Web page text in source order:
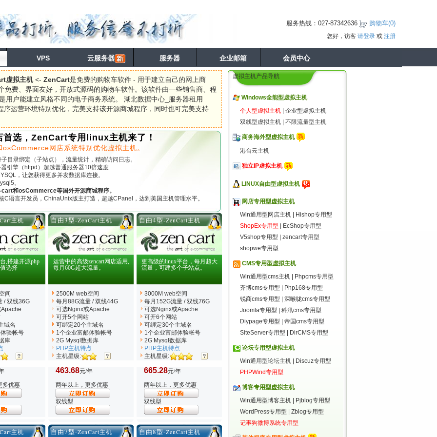
服务热线：027-87342636 购物车(0)
您好，访客 请登录或 注册
VPS 云服务器 服务器 企业邮箱 会员中心
虚拟主机<- ZenCart是免费的购物车软件 - 用于建立自己的网上商
免费、界面友好，开放式源码的购物车软件。该软件由一些销售商、程
用户能建立风格不同的电子商务系统。 湖北数据中心_服务器租用
序运营环境特别优化，完美支持该开源商城程序，同时也可完美支持
首选，ZenCart专用linux主机来了！
网店系统特别优化虚拟主机。
目录绑定（子站点），流量统计，精确访问日志。
引擎（httpd）超越普通服务器10倍速度
，让您获得更多并发数据库连接。
。
和osCommerce等国外开源商城程序。
C语言开发员，ChinaUnix版主打造，超越CPanel，达到美国主机管理水平。
主机
,搭建开源php
选择
间
/ 双线36G
域名
验帐号
库
自由3型-ZenCart主机
运营中的高级zencart网店适用,
每月60G超大流量。
2500M web空间
每月88G流量 / 双线44G
可选Nginx或Apache
可开5个网站
可绑定20个主域名
1个企业富邮体验帐号
2G Mysql数据库
PHP主机特点
主机星级:
自由4型-ZenCart主机
更高级的linux平台，每月超大
流量，可建多个子站点。
3000M web空间
每月152G流量 / 双线76G
可选Nginx或Apache
可开6个网站
可绑定30个主域名
1个企业富邮体验帐号
2G Mysql数据库
PHP主机特点
主机星级:
多优惠
463.68元/年
两年以上，更多优惠
双线型
665.28元/年
两年以上，更多优惠
双线型
主机 自由7型-ZenCart主机 自由8型-ZenCart主机
虚拟主机产品导航
Windows全能型虚拟主机
个人型虚拟主机| 企业型虚拟主机
双线型虚拟主机| 不限流量型主机
商务海外型虚拟主机
港台云主机
独立IP虚拟主机
LINUX自由型虚拟主机
网店专用型虚拟主机
Win通用型网店主机|
Hishop专用型
ShopEx专用型
EcShop专用型
V5shop专用型
zencart专用型
shopwe专用型
CMS专用型虚拟主机
Win通用型cms主机|
Phpcms专用型
齐博cms专用型
Php168专用型
锐商cms专用型
深喉咙cms专用型
Joomla专用型
科汛cms专用型
Diypage专用型
帝国cms专用型
SiteServer专用型
DirCMS专用型
论坛专用型虚拟主机
Win通用型论坛主机|
Discuz专用型
PHPWind专用型
博客专用型虚拟主机
Win通用型博客主机|
Pjblog专用型
WordPress专用型
Zblog专用型
记事狗微博系统专用型